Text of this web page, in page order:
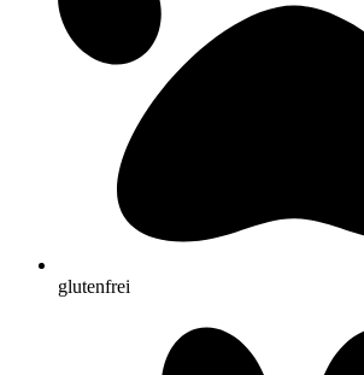
glutenfrei